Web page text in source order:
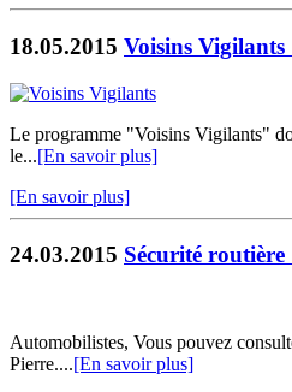
18.05.2015 Voisins
Le programme "Voisins Vigilants"
le...[En savoir plus]
[En savoir plus]
24.03.2015 Sécurité
Automobilistes, Vous pouvez
Pierre....[En savoir plus]